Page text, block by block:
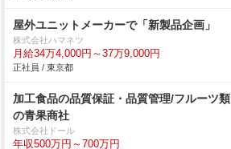
屋外ユニットメーカーで「新製品企画」
株式会社ハマネツ
月給34万4,000円～37万9,000円
正社員 / 東京都
加工食品の品質保証・品質管理/フルーツ類
の青果商社
株式会社ドール
年収500万円～700万円